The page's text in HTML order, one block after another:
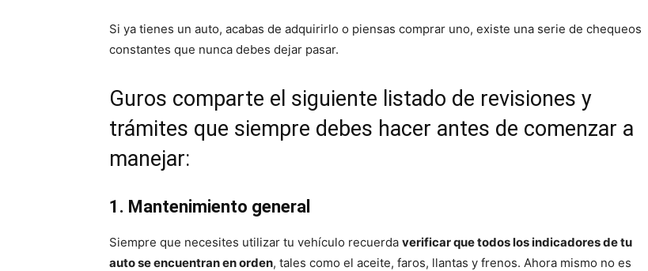
Si ya tienes un auto, acabas de adquirirlo o piensas comprar uno, existe una serie de chequeos
constantes que nunca debes dejar pasar.
Guros comparte el siguiente listado de revisiones y
trámites que siempre debes hacer antes de comenzar a
manejar:
1. Mantenimiento general
Siempre que necesites utilizar tu vehículo recuerda verificar que todos los indicadores de tu
auto se encuentran en orden, tales como el aceite, faros, llantas y frenos. Ahora mismo no es